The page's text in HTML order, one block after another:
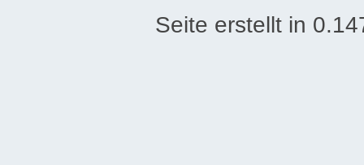
Seite erstellt in